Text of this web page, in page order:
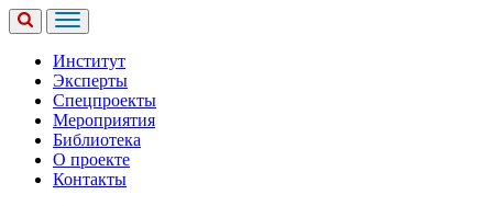
Институт
Эксперты
Спецпроекты
Мероприятия
Библиотека
О проекте
Контакты